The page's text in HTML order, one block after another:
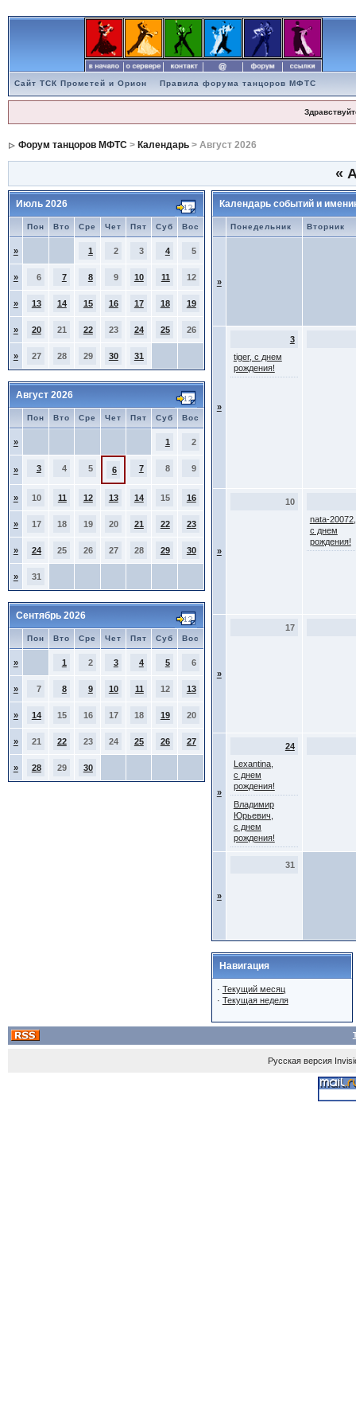
Сайт ТСК Прометей и Орион Правила форума танцоров МФТС
Форум танцоров МФТС> Календарь> Август 2026
«
Июль 2026
Пон Вто Сре Чет Пят Суб Вос
» 1 2 3 4 5
» 6 7 8 9 10 11 12
» 13 14 15 16 17 18 19
» 20 21 22 23 24 25 26
» 27 28 29 30 31
Август 2026
Пон Вто Сре Чет Пят Суб Вос
» 1 2
» 3 4 5 6 7 8 9
» 10 11 12 13 14 15 16
» 17 18 19 20 21 22 23
» 24 25 26 27 28 29 30
» 31
Сентябрь 2026
Пон Вто Сре Чет Пят Суб Вос
» 1 2 3 4 5 6
» 7 8 9 10 11 12 13
» 14 15 16 17 18 19 20
» 21 22 23 24 25 26 27
» 28 29 30
Календарь событий и
Понедельник Вторник
»
»
3
tiger, с днем
рождения!
»
10
nata-20072,
с днем
рождения!
»
17
»
24
Lexantina,
с днем
рождения!
Владимир
Юрьевич,
с днем
рождения!
»
31
Навигация
· Текущий месяц
· Текущая неделя
Русская версия